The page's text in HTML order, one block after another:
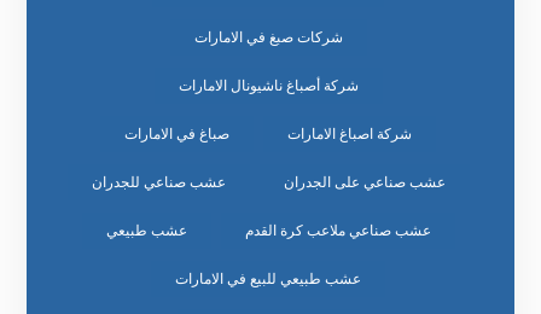
شركات صبغ في الامارات
شركة أصباغ ناشيونال الامارات
شركة اصباغ الامارات صباغ في الامارات
عشب صناعي على الجدران عشب صناعي للجدران
عشب صناعي ملاعب كرة القدم عشب طبيعي
عشب طبيعي للبيع في الامارات